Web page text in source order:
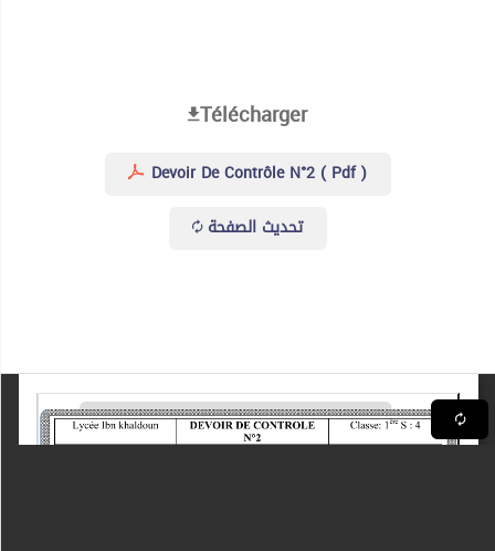
Télécharger
Devoir De Contrôle N°2 ( Pdf )
تحديث الصفحة